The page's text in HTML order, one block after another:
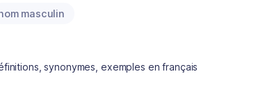
masculin
synonymes, exemples en français